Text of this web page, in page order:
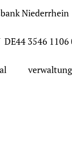
Niederrhein
DE44 3546 1106